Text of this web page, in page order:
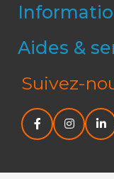
Aides &
Suivez-